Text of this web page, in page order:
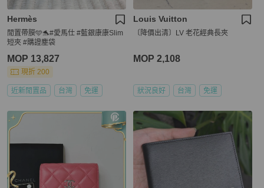
Hermès
閒置帶膜🩵🐬#愛馬仕 #藍銀康康Slim
短夾 #購證塵袋
MOP 13,827
現折 200
近新閒置品 台灣 免運
Louis Vuitton
〔降價出清〕LV 老花經典長夾
MOP 2,108
狀況良好 台灣 免運